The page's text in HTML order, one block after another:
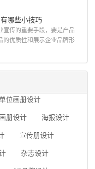
册?高级画册设计公司 如
首先是员工的能力是否
察捕捉信息、与企业顺利沟
册设...
哪些小技巧
传的重要手段，要是产品
的优质性和展示企业品牌形
文化，引起客户关注 现
进行市场宣传，高档产品
计，能够将一个公司的企业
位画册设计
画册设计 海报设计
宣传册设计
杂志设计